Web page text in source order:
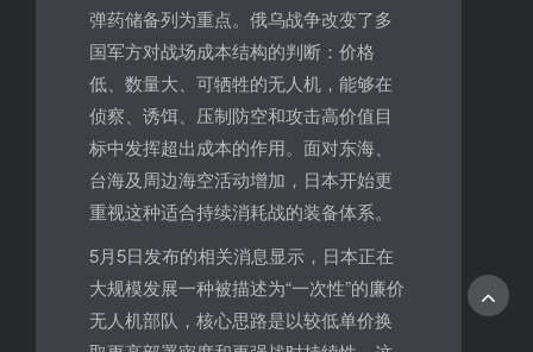
弹药储备列为重点。俄乌战争改变了多
国军方对战场成本结构的判断：价格
低、数量大、可牺牲的无人机，能够在
侦察、诱饵、压制防空和攻击高价值目
标中发挥超出成本的作用。面对东海、
台海及周边海空活动增加，日本开始更
重视这种适合持续消耗战的装备体系。
5月5日发布的相关消息显示，日本正在
大规模发展一种被描述为“一次性”的廉价
无人机部队，核心思路是以较低单价换